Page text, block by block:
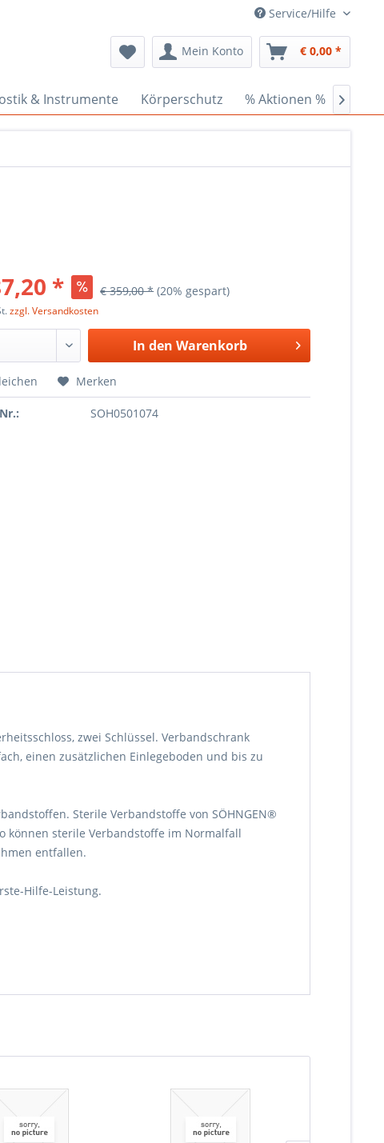
Service/Hilfe
Mein Konto € 0,00 *
& Instrumente Körperschutz % Aktionen % 
* € 359,00 * (20% gespart)
zzgl. Versandkosten
In den Warenkorb
Merken
SOH0501074
zwei Schlüssel. Verbandschrank
einen zusätzlichen Einlegeboden und bis zu
Sterile Verbandstoffe von SÖHNGEN®
können sterile Verbandstoffe im Normalfall
entfallen.
Hilfe-Leistung.